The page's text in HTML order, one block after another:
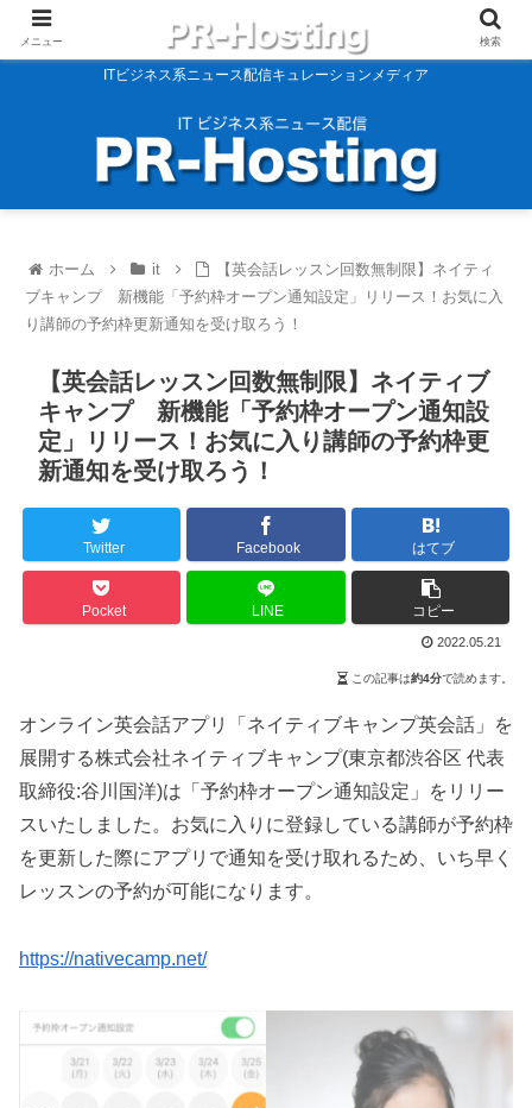
ITビジネス系ニュース配信キュレーションメディア
ホーム it
【英会話レッスン回数無制限】ネイティ
ブキャンプ 新機能「予約枠オープン通知設定」リリース！お気に入
り講師の予約枠更新通知を受け取ろう！
【英会話レッスン回数無制限】ネイティブ
キャンプ 新機能「予約枠オープン通知設
定」リリース！お気に入り講師の予約枠更
新通知を受け取ろう！
Twitter Facebook はてブ
Pocket LINE コピー
2022.05.21
この記事は約4分で読めます。
オンライン英会話アプリ「ネイティブキャンプ英会話」を
展開する株式会社ネイティブキャンプ(東京都渋谷区 代表
取締役:谷川国洋)は「予約枠オープン通知設定」をリリー
スいたしました。お気に入りに登録している講師が予約枠
を更新した際にアプリで通知を受け取れるため、いち早く
レッスンの予約が可能になります。
https://nativecamp.net/
メニュー 検索